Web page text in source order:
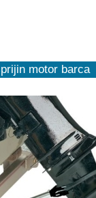
motor barca